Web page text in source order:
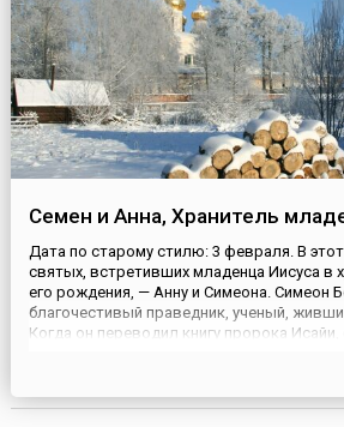
Семен и Анна, Хранитель
Дата по старому стилю: 3 февраля. В
святых, встретивших младенца Иисуса в
его рождения, — Анну и Симеона. Симеон
благочестивый праведник, ученый,
Когда он переводил книгу пророка